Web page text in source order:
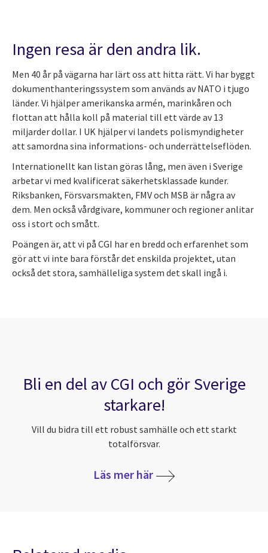
Ingen resa är den andra lik.
Men 40 år på vägarna har lärt oss att hitta rätt. Vi har byggt
dokumenthanteringssystem som används av NATO i tjugo
länder. Vi hjälper amerikanska armén, marinkåren och
flottan att hålla koll på material till ett värde av 13
miljarder dollar. I UK hjälper vi landets polismyndigheter
att samordna sina informations- och underrättelseflöden.
Internationellt kan listan göras lång, men även i Sverige
arbetar vi med kvalificerat säkerhetsklassade kunder.
Riksbanken, Försvarsmakten, FMV och MSB är några av
dem. Men också vårdgivare, kommuner och regioner anlitar
oss i stort och smått.
Poängen är, att vi på CGI har en bredd och erfarenhet som
gör att vi inte bara förstår det enskilda projektet, utan
också det stora, samhälleliga system det skall ingå i.
Bli en del av CGI och gör Sverige
starkare!
Vill du bidra till ett robust samhälle och ett starkt
totalförsvar.
Läs mer här